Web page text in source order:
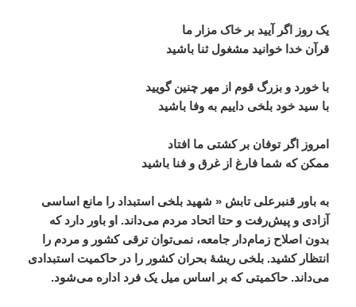
یک روز اگر آیید بر خاک مزار ما
قرآن خدا خوانید مشغول ثنا باشید
با خورد و بزرگ قوم از مهر چنین گویید
با سید خود بلخی داییم به وفا باشید
امروز اگر توفان بر کشتی ما افتاد
ممکن که شما فارغ از غرق و فنا باشید
به باور قنبرعلی تابش « شهید بلخی استبداد را مانع اساسی
آزادی و پیشرفت و حتا اتحاد مردم میداند. او باور دارد که
بدون اصلاح زمامدار جامعه، نمیتوان ترقی کشور و مردم را
انتظار کشید.بلخی ریشۀ بحران کشور را در حاکمیت استبدادی
میداند.حاکمیتی که بر اساس میل یک فرد اداره میشود.